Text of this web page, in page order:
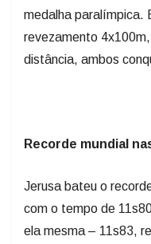
medalha paralímpica.
revezamento
distância, ambos
Recorde mundial
Jerusa bateu o
com o tempo de
ela mesma – 11s83,